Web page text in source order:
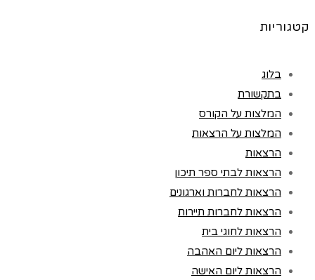
קטגוריות
בלוג
בתקשורת
המלצות על הקורס
המלצות על הרצאות
הרצאות
הרצאות לבתי ספר תיכון
הרצאות לחברות וארגונים
הרצאות לחברות תיירות
הרצאות לחוגי בית
הרצאות ליום האהבה
הרצאות ליום האישה